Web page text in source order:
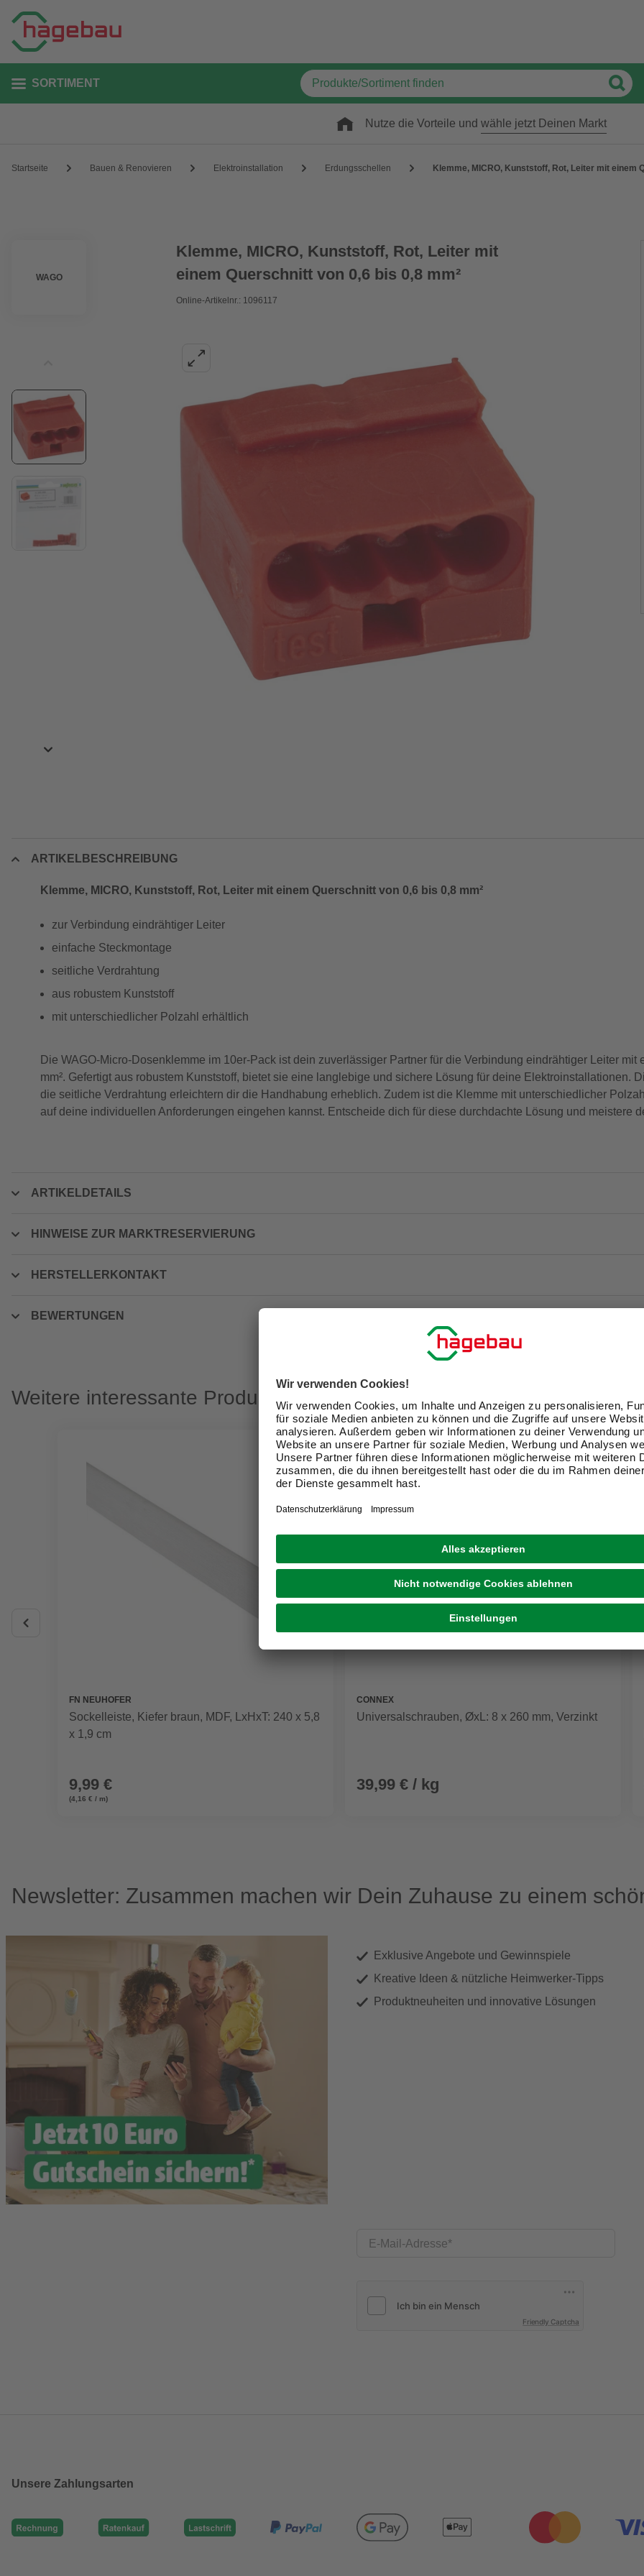
SORTIMENT
Nutze die Vorteile und wähle jetzt Deinen Markt
Startseite Bauen & Renovieren Elektroinstallation Erdungsschellen Klemme, MICRO, Kunststoff, Rot, Leiter mit einem
WAGO
Klemme, MICRO, Kunststoff, Rot, Leiter mit
einem Querschnitt von 0,6 bis 0,8 mm²
Online-Artikelnr.: 1096117
ARTIKELBESCHREIBUNG
Klemme, MICRO, Kunststoff, Rot, Leiter mit einem Querschnitt von 0,6 bis 0,8 mm²
zur Verbindung eindrähtiger Leiter
einfache Steckmontage
seitliche Verdrahtung
aus robustem Kunststoff
mit unterschiedlicher Polzahl erhältlich
Die WAGO-Micro-Dosenklemme im 10er-Pack ist dein zuverlässiger Partner für die Verbindung eindrähtiger Leiter mit
mm². Gefertigt aus robustem Kunststoff, bietet sie eine langlebige und sichere Lösung für deine Elektroinstallationen.
die seitliche Verdrahtung erleichtern dir die Handhabung erheblich. Zudem ist die Klemme mit unterschiedlicher
auf deine individuellen Anforderungen eingehen kannst. Entscheide dich für diese durchdachte Lösung und meistere
ARTIKELDETAILS
HINWEISE ZUR MARKTRESERVIERUNG
HERSTELLERKONTAKT
BEWERTUNGEN
Weitere interessante Produkte
FN NEUHOFER
Sockelleiste, Kiefer braun, MDF, LxHxT: 240 x 5,8
x 1,9 cm
9,99 €
(4,16 € / m)
CONNEX
Universalschrauben, ØxL: 8 x 260 mm, Verzinkt
39,99 € / kg
Newsletter: Zusammen machen wir Dein Zuhause zu einem
Exklusive Angebote und Gewinnspiele
Kreative Ideen & nützliche Heimwerker-Tipps
Produktneuheiten und innovative Lösungen
E-Mail-Adresse
Friendly Captcha
Unsere Zahlungsarten